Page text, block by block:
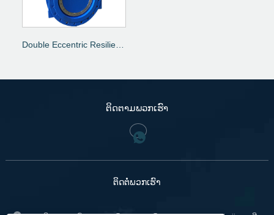
ຕິດ​ຕາມ​ພວກ​ເຮົາ
ຕິດ​ຕໍ່​ພວກ​ເຮົາ